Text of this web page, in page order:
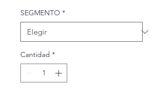
SEGMENTO *
Cantidad *